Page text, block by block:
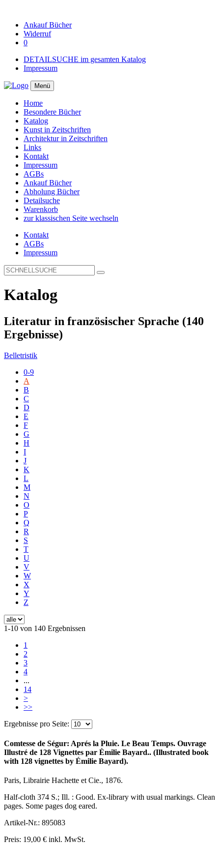
AnkaufBücher
Widerruf
0
DETAILSUCHE im gesamten Katalog
Impressum
Menü
Home
Besondere Bücher
Katalog
Kunst in Zeitschriften
Architektur in Zeitschriften
Links
Kontakt
Impressum
AGBs
Ankauf Bücher
Abholung Bücher
Detailsuche
Warenkorb
zur klassischen Seite wechseln
Kontakt
AGBs
Impressum
Katalog
Literatur in französischer Sprache (140
Ergebnisse)
Belletristik
0-9
A
B
C
D
E
F
G
H
I
J
K
L
M
N
O
P
Q
R
S
T
U
V
W
X
Y
Z
1-10 von 140 Ergebnissen
1
2
3
4
...
14
>
>>
Ergebnisse pro Seite:
Comtesse de Ségur: Aprés la Pluie. Le Beau Temps. Ouvrage
Illustré de 128 Vignettes par Èmilie Bayard.. (Illustrated book
with 128 vignettes by Émilie Bayard).
Paris, Librairie Hachette et Cie., 1876.
Half-cloth 374 S.; Ill. : Good. Ex-library with usual markings. Clean
pages. Some pages dog eared.
Artikel-Nr.: 895083
Preis: 19,00 € inkl. MwSt.